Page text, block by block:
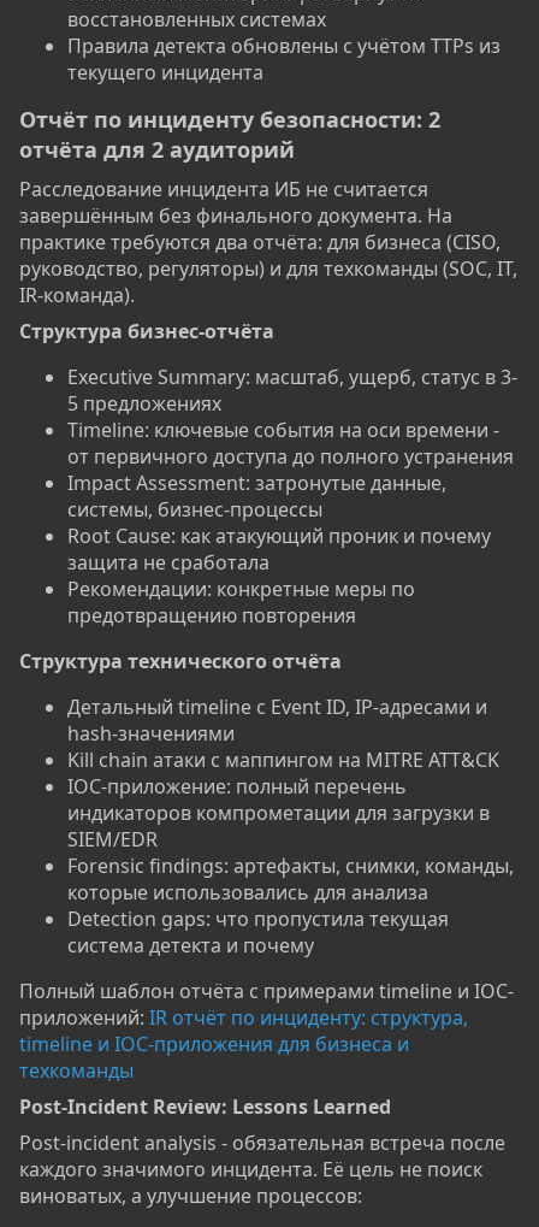
восстановленных системах
Правила детекта обновлены с учётом TTPs из
текущего инцидента
Отчёт по инциденту безопасности: 2
отчёта для 2 аудиторий​
Расследование инцидента ИБ не считается
завершённым без финального документа. На
практике требуются два отчёта: для бизнеса (CISO,
руководство, регуляторы) и для техкоманды (SOC, IT,
IR-команда).
Структура бизнес-отчёта​
Executive Summary: масштаб, ущерб, статус в 3-
5 предложениях
Timeline: ключевые события на оси времени -
от первичного доступа до полного устранения
Impact Assessment: затронутые данные,
системы, бизнес-процессы
Root Cause: как атакующий проник и почему
защита не сработала
Рекомендации: конкретные меры по
предотвращению повторения
Структура технического отчёта​
Детальный timeline с Event ID, IP-адресами и
hash-значениями
Kill chain атаки с маппингом на MITRE ATT&CK
IOC-приложение: полный перечень
индикаторов компрометации для загрузки в
SIEM/EDR
Forensic findings: артефакты, снимки, команды,
которые использовались для анализа
Detection gaps: что пропустила текущая
система детекта и почему
Полный шаблон отчёта с примерами timeline и IOC-
приложений: IR отчёт по инциденту: структура,
timeline и IOC-приложения для бизнеса и
техкоманды
Post-Incident Review: Lessons Learned​
Post-incident analysis - обязательная встреча после
каждого значимого инцидента. Её цель не поиск
виноватых, а улучшение процессов: